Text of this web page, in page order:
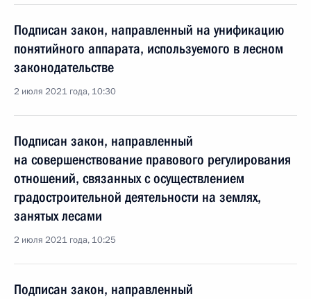
Подписан закон, направленный на унификацию
понятийного аппарата, используемого в лесном
законодательстве
2 июля 2021 года, 10:30
Подписан закон, направленный
на совершенствование правового регулирования
отношений, связанных с осуществлением
градостроительной деятельности на землях,
занятых лесами
2 июля 2021 года, 10:25
Подписан закон, направленный